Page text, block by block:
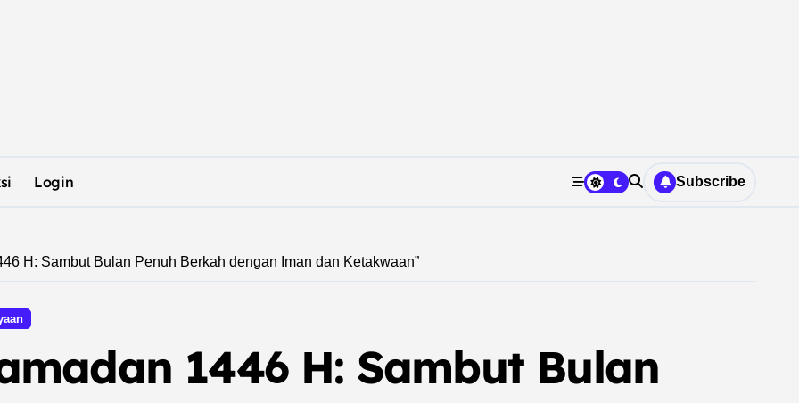
Login Subscribe
H: Sambut Bulan Penuh Berkah dengan Iman dan Ketakwaan”
1446 H: Sambut Bulan